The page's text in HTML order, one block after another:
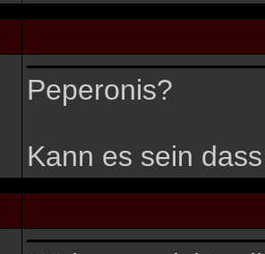
Peperonis?
Kann es sein